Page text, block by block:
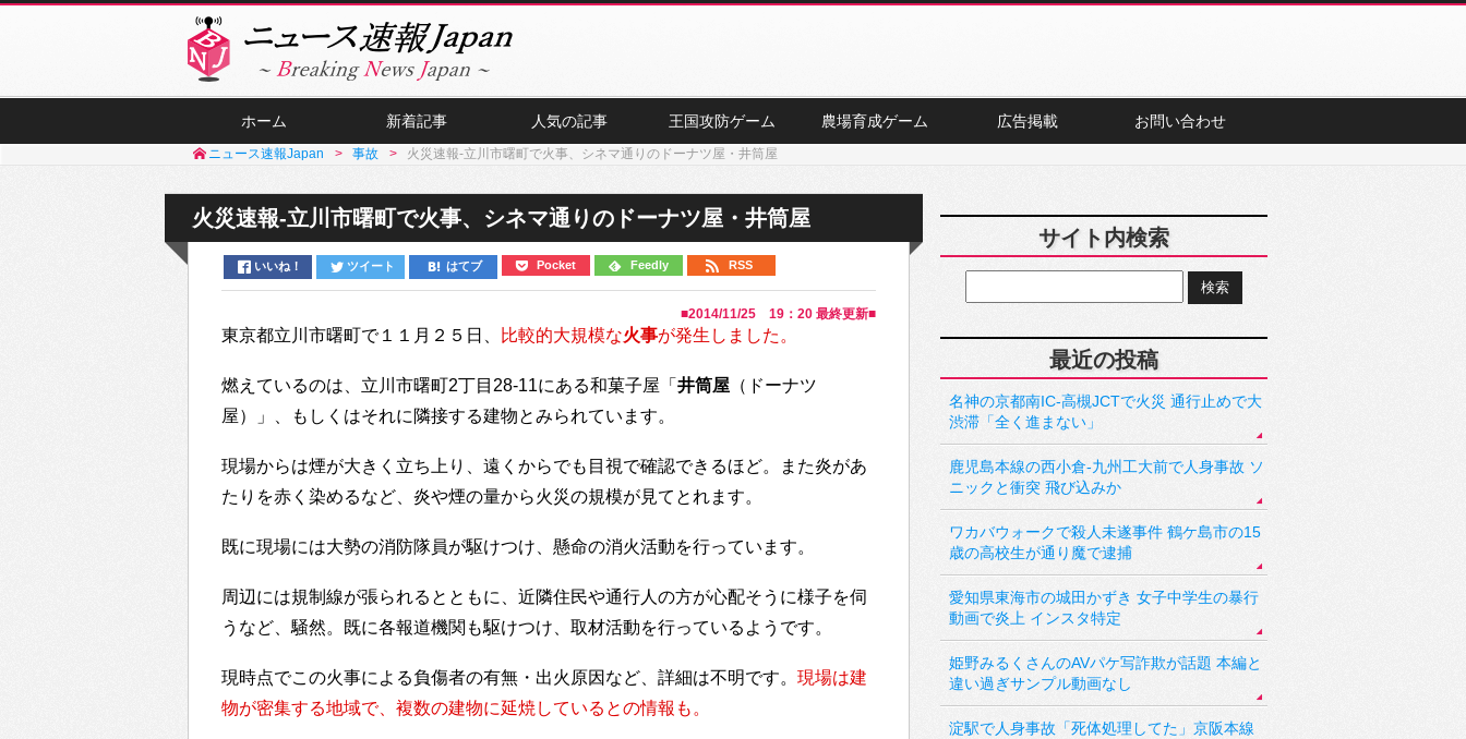
ホーム 新着記事 人気の記事 王国攻防ゲーム 農場育成ゲーム 広告掲載 お問い合わせ
ニュース速報Japan 事故 火災速報-立川市曙町で火事、シネマ通りのドーナツ屋・井筒屋
火災速報-立川市曙町で火事、シネマ通りのドーナツ屋・井筒屋
いいね！ ツイート はてブ Pocket Feedly RSS
■2014/11/25 19：20 最終更新■
東京都立川市曙町で１１月２５日、 比較的大規模な火事が発生しました。
燃えているのは、立川市曙町2丁目28-11にある和菓子屋「 井筒屋 （ドーナツ
屋）」、もしくはそれに隣接する建物とみられています。
現場からは煙が大きく立ち上り、遠くからでも目視で確認できるほど。また炎があ
たりを赤く染めるなど、炎や煙の量から火災の規模が見てとれます。
既に現場には大勢の消防隊員が駆けつけ、懸命の消火活動を行っています。
周辺には規制線が張られるとともに、近隣住民や通行人の方が心配そうに様子を伺
うなど、騒然。既に各報道機関も駆けつけ、取材活動を行っているようです。
現時点でこの火事による負傷者の有無・出火原因など、詳細は不明です。 現場は建
物が密集する地域で、複数の建物に延焼しているとの情報も。
サイト内検索
最近の投稿
名神の京都南IC-高槻JCTで火災 通行止めで大
渋滞「全く進まない」
鹿児島本線の西小倉-九州工大前で人身事故 ソ
ニックと衝突 飛び込みか
ワカバウォークで殺人未遂事件 鶴ケ島市の15
歳の高校生が通り魔で逮捕
愛知県東海市の城田かずき 女子中学生の暴行
動画で炎上 インスタ特定
姫野みるくさんのAVパケ写詐欺が話題 本編と
違い過ぎサンプル動画なし
淀駅で人身事故「死体処理してた」京阪本線